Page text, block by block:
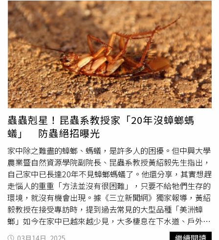
景點，5月中旬民眾遊玩時竟發現成千上百蟑螂密密麻麻到
處爬，還有飛天蟑螂撲身，相當嚇人。「5月開始變熱之
後，病媒防治的工作量就至少增加3成以上，其中蟑螂、老
鼠、蚊子需求最大，而蟑螂又是最多家庭常見的問題。」擁
有病媒防治、環境用藥等認證的余夏，目前經營一家專業消
毒公司，他認為清潔度是蟑螂孳生量的關鍵。「以我自己家
來說，我幾乎是天天打掃，所以完全沒有蟑螂！」余夏說，
若以蟑螂繁殖的周期來說，建議至少2周清潔一次環境，尤
其是陽光照不到的陰暗處。黃紹毅教授分析，蟑螂最喜歡窗
戶或玄關常開的家。「只要有一點縫，蟑螂就能鑽進來。」
黃紹毅說，尤其是靠近餐廳或垃圾集中區的住戶，只要開門
窗、或紗窗有點縫，蟑螂就很容易趁機進來。「所以要裝設
緊密的紗窗，門縫也要加上密封條，冷氣孔、排水管也需檢
查有無縫隙，也可以掛上防蟲掛片。」紙盒是蟑螂的「五星
級飯店」，家中若放置過多鞋盒，恐怕會不知不覺孳生大量
小強。（示意圖／翻攝自爆料公社臉書）如果是一樓或低樓
層的房子，也很容易有蟑螂。「靠近地面、排水管與戶外綠
地，是蟑螂的天堂。」黃紹毅說，蟑螂多數時間都在地面活
動，所以容易從排水孔、電線孔、管線縫隙鑽進來，建議排
水口加裝防蟲網或鋼網；水管周圍、牆角縫隙要封好，室外
蟲蟲剋星！昆蟲系教授家「20年沒蟑螂螞
蟻」 防蟲絕招曝光
家中除之難盡的蟑螂、螞蟻，是許多人的困擾。但中興大學
農業暨自然資源學院副院長、昆蟲系教授黃紹毅先生指出，
自己家中已長達20年不見蟑螂螞蟻了。他還分享，其實想趕
走惱人的重重「方法並沒有很困難」，只要不給牠們生存的
環境，就沒有機會出現。據《三立新聞網》獨家報導，黃紹
毅教授在接受專訪時，提到過去常見的大型品種「美洲蟑
螂」如今在家中已越來越少見，大多棲息在下水道、戶外。
而家中隨處可見的，則是小型的「德國蟑螂」。黃教授指
03月14日, 2025